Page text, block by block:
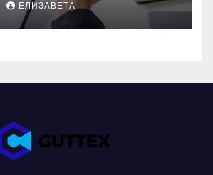
ЕЛИЗАВЕТА